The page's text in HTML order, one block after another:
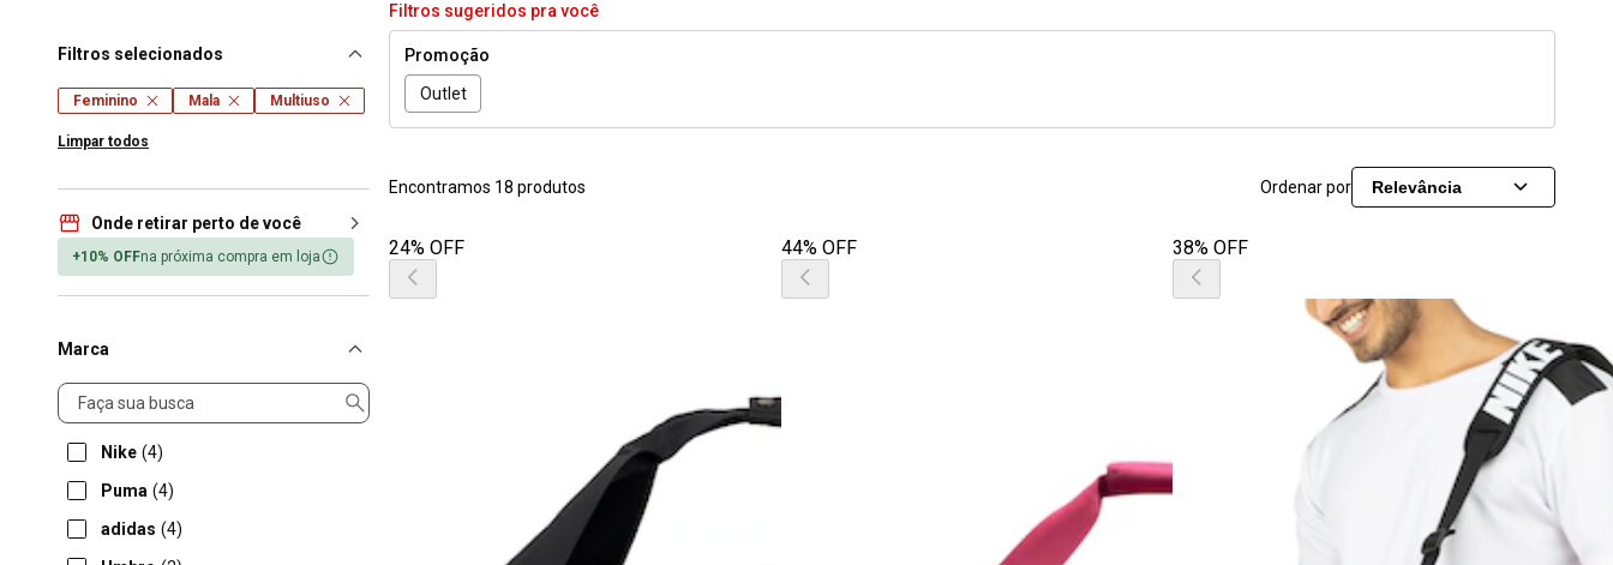
Filtros selecionados
Feminino Mala Multiuso
Limpar todos
Onde retirar perto de você
+10% OFFna próxima compra em loja
Marca
Marca
Nike (4)
Puma (4)
adidas (4)
Filtros sugeridos pra você
Promoção
Outlet
Encontramos 18 produtos Ordenar por Relevância
24% OFF 44% OFF 38% OFF